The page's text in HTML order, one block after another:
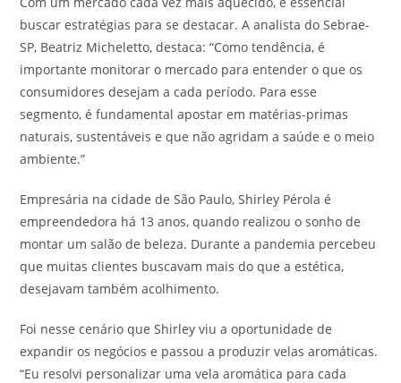
buscar estratégias para se destacar. A analista do Sebrae-
SP, Beatriz Micheletto, destaca: “Como tendência, é
importante monitorar o mercado para entender o que os
consumidores desejam a cada período. Para esse
segmento, é fundamental apostar em matérias-primas
naturais, sustentáveis e que não agridam a saúde e o meio
ambiente.”
Empresária na cidade de São Paulo, Shirley Pérola é
empreendedora há 13 anos, quando realizou o sonho de
montar um salão de beleza. Durante a pandemia percebeu
que muitas clientes buscavam mais do que a estética,
desejavam também acolhimento.
Foi nesse cenário que Shirley viu a oportunidade de
expandir os negócios e passou a produzir velas aromáticas.
“Eu resolvi personalizar uma vela aromática para cada